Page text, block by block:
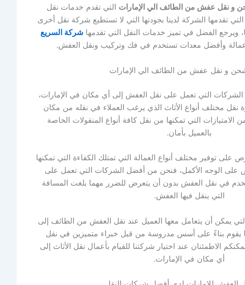
و نقل عفش من الطائف الي الإمارات التي تقدم خدمات نقل
التي تقدمها الشركة لدينا بجودتها التي لا تستطيع شركة نقل أخرى
ويرجع الفضل في تميز خدمات النقل التي تقدمهاشركة السريع
عمالة وأفضل معدات تستخدم في فك وتركيب ونقل العفش.
و نقل عفش من الطائف الي الإمارات
التي تعمل على نقل العفش إلى أي مكان في الإمارات،
نقل مختلف أنواع الأثاث الذي يرغب العملاء في نقله من مكان
الامتيازات التي تمكنها من نقل كافة أنواع المنقولات الخاصة
بالعميل بأمان.
على توفير مختلف أنواع العمالة التي تمتلك الكفاءة التي تمكنها
على الوجه الأكمل، فنحن من أفضل الشركات التي تعمل على
في نقل العفش بدون أن يتعرض للضرر مهما بلغت المسافة
التي ينقل فيها العفش.
يمكن أن يتعامل معها العميل عند نقل العفش من الطائف إلى
يقوم بناءً على أسس مدروسة من قبل خبراء متميزين في نقل
الاطمئنان عند اختيار شركتنا للقيام بأعمال نقل الأثاث إلى
أي مكان في الإمارات.